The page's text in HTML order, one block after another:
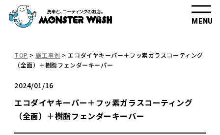
MENU
TOP >施工事例 >エコダイヤキーパー＋フッ素ガラスコーティング
（全面）＋樹脂フェンダーキーパー
2024/01/16
エコダイヤキーパー＋フッ素ガラスコーティング
（全面）＋樹脂フェンダーキーパー